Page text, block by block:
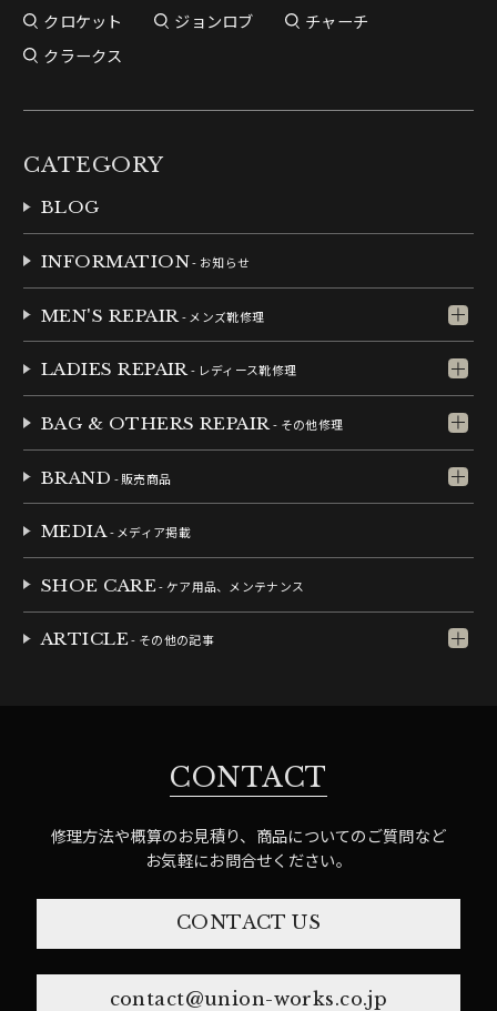
クロケット
ジョンロブ
チャーチ
クラークス
CATEGORY
BLOG
INFORMATION- お知らせ
MEN'S REPAIR - メンズ靴修理
LADIES REPAIR- レディース靴修理
BAG & OTHERS REPAIR- その他修理
BRAND - 販売商品
MEDIA- メディア掲載
SHOE CARE- ケア用品、メンテナンス
ARTICLE- その他の記事
CONTACT
修理方法や概算のお見積り、商品についてのご質問など
お気軽にお問合せください。
CONTACT US
contact@union-works.co.jp